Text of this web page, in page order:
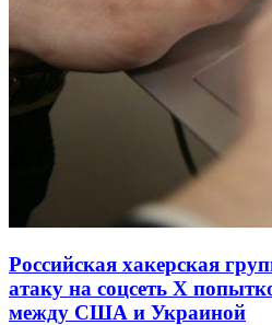
Российская хакерская
атаку на соцсеть Х
между США и Украиной